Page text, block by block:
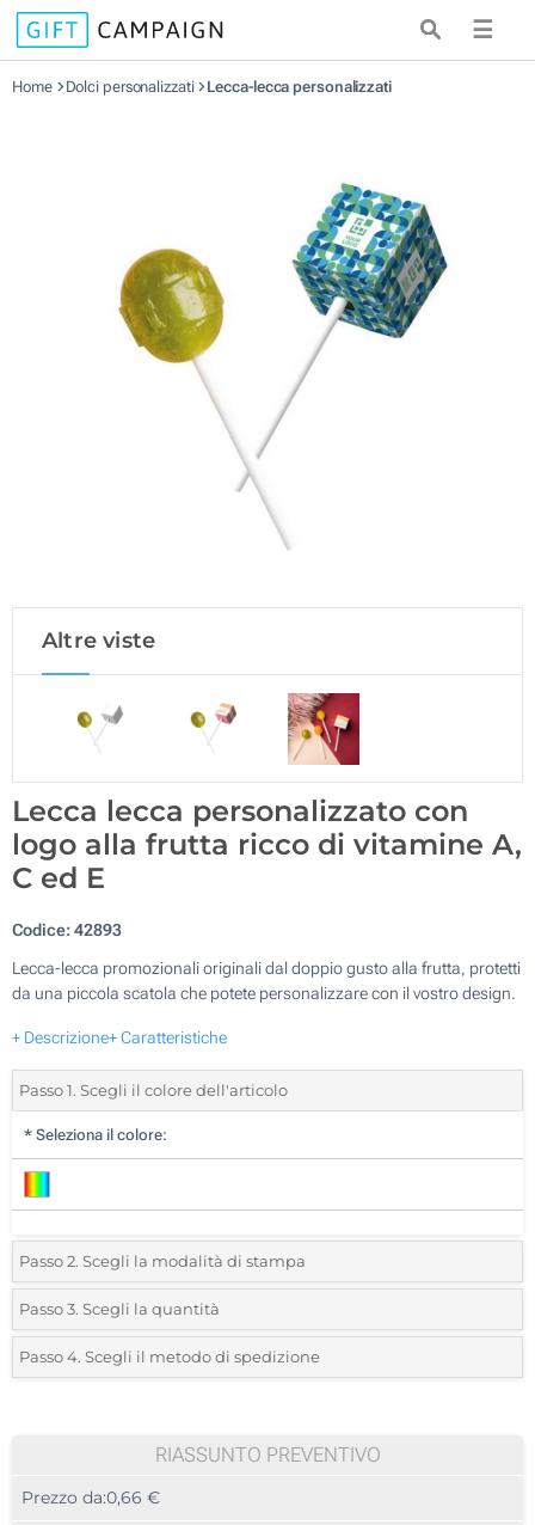
☰
Home Dolci personalizzati Lecca-lecca personalizzati
Altre viste
Lecca lecca personalizzato con
logo alla frutta ricco di vitamine A,
C ed E
Codice:42893
Lecca-lecca promozionali originali dal doppio gusto alla frutta, protetti
da una piccola scatola che potete personalizzare con il vostro design.
+ Descrizione+ Caratteristiche
Passo 1. Scegli il colore dell'articolo
* Seleziona il colore:
Passo 2. Scegli la modalità di stampa
*Seleziona la posizione di stampa e il colore del vostro logo:
Full color (Sulla confezione)
Passo 3. Scegli la quantità
*Quantità desiderata:
2000
Passo 4. Scegli il metodo di spedizione
RIASSUNTO PREVENTIVO
Prezzo da:0,66 €